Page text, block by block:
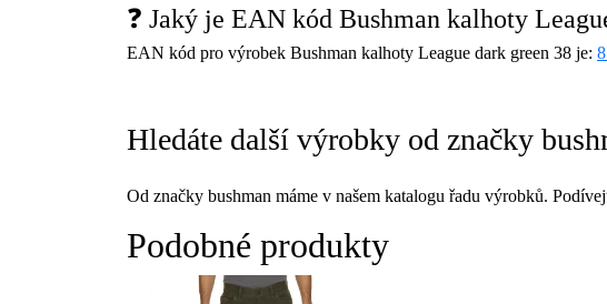
❓ Jaký je EAN kód Bushman kalhoty
EAN kód pro výrobek Bushman kalhoty League dark green 38 je:
Hledáte další výrobky od značky
Od značky bushman máme v našem katalogu řadu výrobků.
Podobné produkty